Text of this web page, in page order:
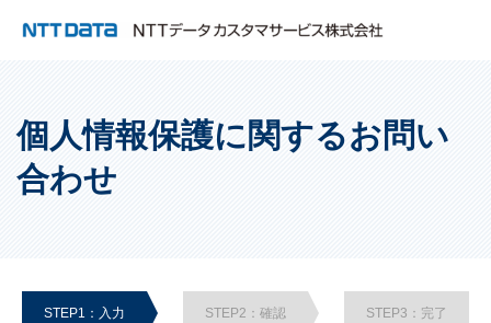
個人情報保護に関するお問い
合わせ
STEP1：入力 STEP2：確認 STEP3：完了